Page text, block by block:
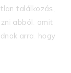
találkozás,
abból, amit
arra, hogy